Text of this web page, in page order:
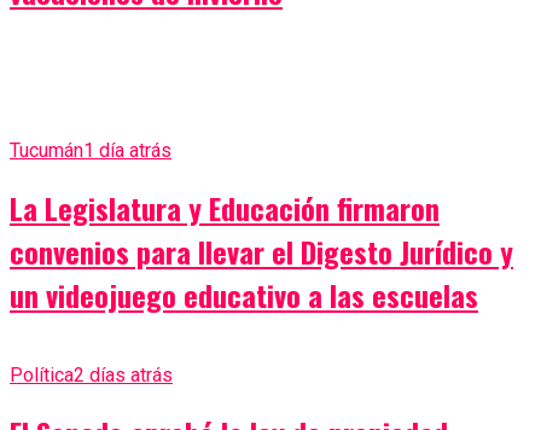
Tucumán1 día atrás
La Legislatura y Educación firmaron
convenios para llevar el Digesto Jurídico y
un videojuego educativo a las escuelas
Política2 días atrás